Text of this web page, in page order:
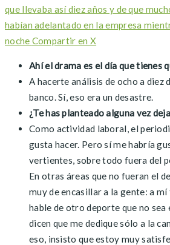
que llevaba así diez años y de que
habían adelantado en la empresa
noche Compartir en X
Ahí el drama es el día que tienes
A hacerte análisis de ocho a diez
banco. Sí, eso era un desastre.
¿Te has planteado alguna vez
Como actividad laboral, el
gusta hacer. Pero sí me habría
vertientes, sobre todo fuera del
En otras áreas que no fueran el
muy de encasillar a la gente: a
hable de otro deporte que no sea
dicen que me dedique sólo a la
eso, insisto que estoy muy